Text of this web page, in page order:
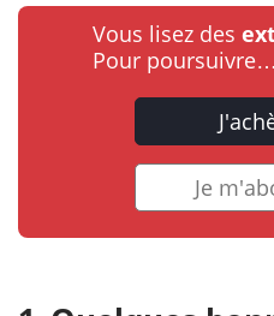
Vous lisez des
Pour poursuivre…
Je